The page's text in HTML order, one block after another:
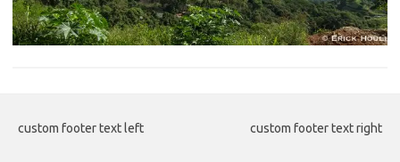
custom footer text left custom footer text right